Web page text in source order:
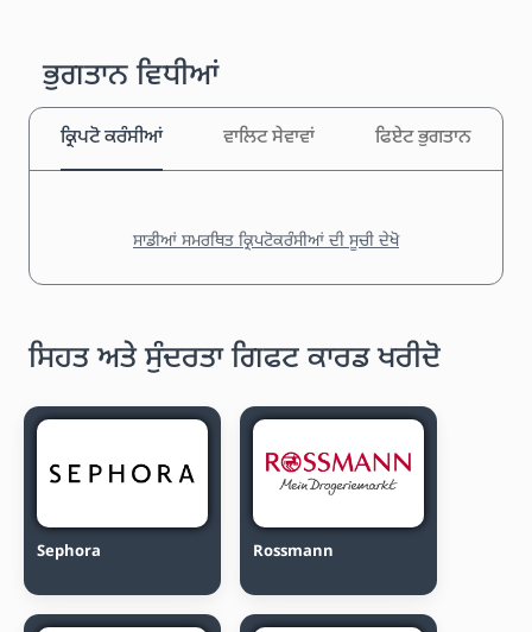
ਭੁਗਤਾਨ ਵਿਧੀਆਂ
ਕ੍ਰਿਪਟੋ ਕਰੰਸੀਆਂ ਵਾਲਿਟ ਸੇਵਾਵਾਂ ਫਿਏਟ ਭੁਗਤਾਨ
ਸਾਡੀਆਂ ਸਮਰਥਿਤ ਕ੍ਰਿਪਟੋਕਰੰਸੀਆਂ ਦੀ ਸੂਚੀ ਦੇਖੋ
ਸਿਹਤ ਅਤੇ ਸੁੰਦਰਤਾ ਗਿਫਟ ਕਾਰਡ ਖਰੀਦੋ
Sephora Rossmann